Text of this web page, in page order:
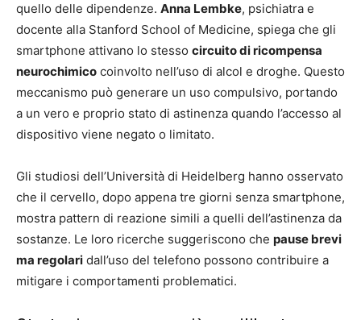
quello delle dipendenze. Anna Lembke, psichiatra e
docente alla Stanford School of Medicine, spiega che gli
smartphone attivano lo stesso circuito di ricompensa
neurochimico coinvolto nell’uso di alcol e droghe. Questo
meccanismo può generare un uso compulsivo, portando
a un vero e proprio stato di astinenza quando l’accesso al
dispositivo viene negato o limitato.
Gli studiosi dell’Università di Heidelberg hanno osservato
che il cervello, dopo appena tre giorni senza smartphone,
mostra pattern di reazione simili a quelli dell’astinenza da
sostanze. Le loro ricerche suggeriscono che pause brevi
ma regolari dall’uso del telefono possono contribuire a
mitigare i comportamenti problematici.